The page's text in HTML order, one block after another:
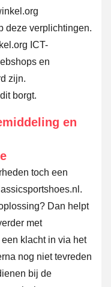
deze verplichtingen.
ICT-
en
zijn.
borgt.
en
toch een
Dan helpt
met
klacht in via het
nog niet tevreden
bij de